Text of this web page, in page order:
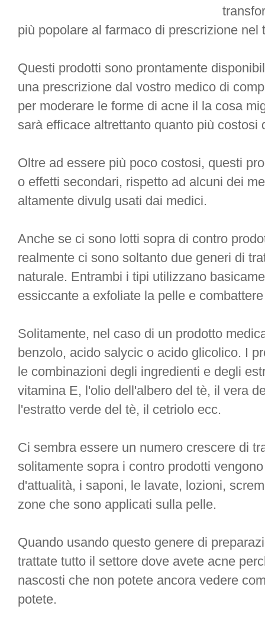
più popolare al farmaco di prescrizione nel
Questi prodotti sono prontamente
una prescrizione dal vostro medico di
per moderare le forme di acne il la cosa
sarà efficace altrettanto quanto più costosi
Oltre ad essere più poco costosi, questi
o effetti secondari, rispetto ad alcuni dei
altamente divulg usati dai medici.
Anche se ci sono lotti sopra di contro
realmente ci sono soltanto due generi di
naturale. Entrambi i tipi utilizzano
essiccante a exfoliate la pelle e
Solitamente, nel caso di un prodotto
benzolo, acido salycic o acido glicolico. I
le combinazioni degli ingredienti e degli
vitamina E, l'olio dell'albero del tè, il vera
l'estratto verde del tè, il cetriolo ecc.
Ci sembra essere un numero crescere di
solitamente sopra i contro prodotti
d'attualità, i saponi, le lavate, lozioni,
zone che sono applicati sulla pelle.
Quando usando questo genere di
trattate tutto il settore dove avete acne
nascosti che non potete ancora vedere
potete.